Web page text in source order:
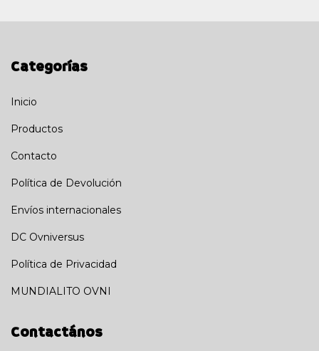
Categorías
Inicio
Productos
Contacto
Política de Devolución
Envíos internacionales
DC Ovniversus
Política de Privacidad
MUNDIALITO OVNI
Contactános